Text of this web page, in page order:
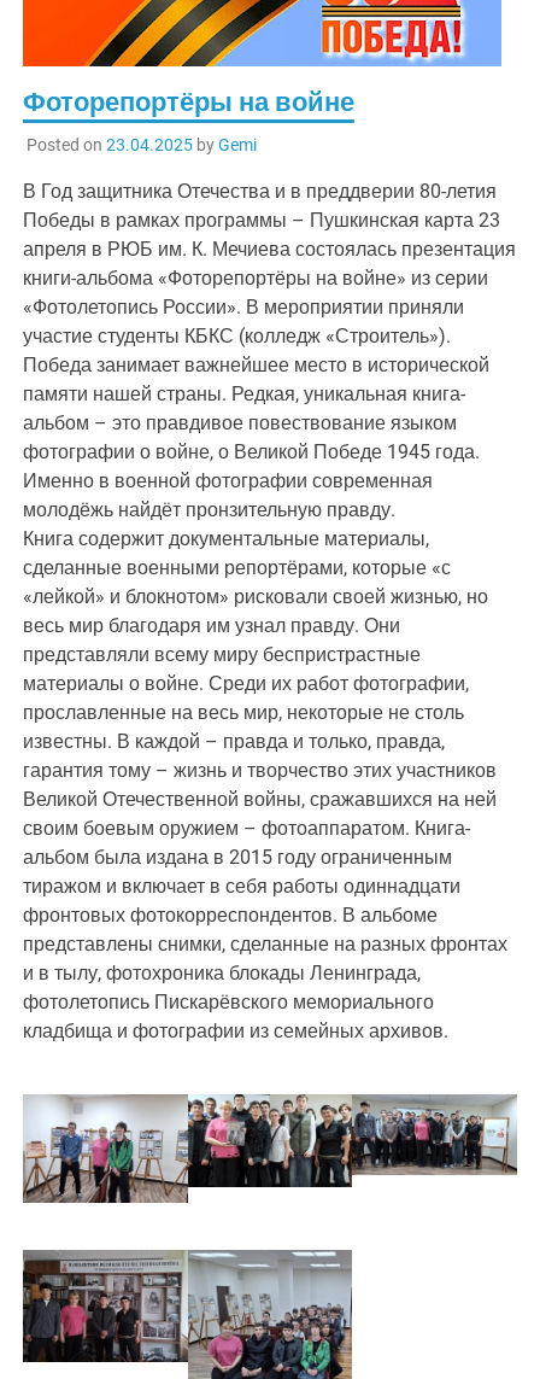
Фоторепортёры на войне
Posted on 23.04.2025byGemi
В Год защитника Отечества и в преддверии 80-летия
Победы в рамках программы – Пушкинская карта 23
апреля в РЮБ им. К. Мечиева состоялась презентация
книги-альбома «Фоторепортёры на войне» из серии
«Фотолетопись России». В мероприятии приняли
участие студенты КБКС (колледж «Строитель»).
Победа занимает важнейшее место в исторической
памяти нашей страны. Редкая, уникальная книга-
альбом – это правдивое повествование языком
фотографии о войне, о Великой Победе 1945 года.
Именно в военной фотографии современная
молодёжь найдёт пронзительную правду.
Книга содержит документальные материалы,
сделанные военными репортёрами, которые «с
«лейкой» и блокнотом» рисковали своей жизнью, но
весь мир благодаря им узнал правду. Они
представляли всему миру беспристрастные
материалы о войне. Среди их работ фотографии,
прославленные на весь мир, некоторые не столь
известны. В каждой – правда и только, правда,
гарантия тому – жизнь и творчество этих участников
Великой Отечественной войны, сражавшихся на ней
своим боевым оружием – фотоаппаратом. Книга-
альбом была издана в 2015 году ограниченным
тиражом и включает в себя работы одиннадцати
фронтовых фотокорреспондентов. В альбоме
представлены снимки, сделанные на разных фронтах
и в тылу, фотохроника блокады Ленинграда,
фотолетопись Пискарёвского мемориального
кладбища и фотографии из семейных архивов.